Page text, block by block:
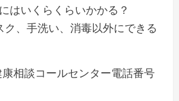
はいくらくらいかかる？
ク、手洗い、消毒以外にできる
相談コールセンター電話番号